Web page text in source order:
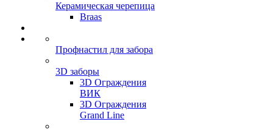
Керамическая черепица
Braas
Профнастил для забора
3D заборы
3D Ограждения
ВИК
3D Ограждения
Grand Line